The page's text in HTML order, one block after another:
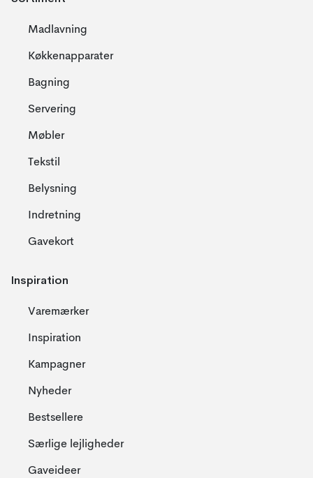
Madlavning
Køkkenapparater
Bagning
Servering
Møbler
Tekstil
Belysning
Indretning
Gavekort
Inspiration
Varemærker
Inspiration
Kampagner
Nyheder
Bestsellere
Særlige lejligheder
Gaveideer